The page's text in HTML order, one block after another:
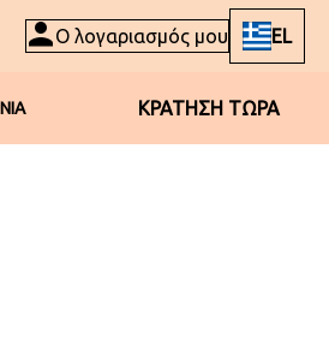
Ο λογαριασμός μου EL
ΚΡΑΤΗΣΗ ΤΩΡΑ